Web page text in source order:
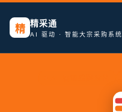
精 精采通
AI 驱动 · 智能大宗采购系统